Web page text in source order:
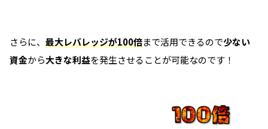
さらに、 最大レバレッジが100倍まで活用できるので少ない
資金から大きな利益を発生させることが可能なのです！